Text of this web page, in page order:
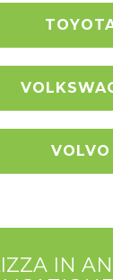
VOLVO
IN